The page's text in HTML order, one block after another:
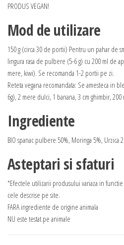
PRODUS VEGAN!
Mod de utilizare
150 g (circa 30 de portii) Pentru un pahar de
lingura rasa de pulbere (5-6 g) cu 200 ml de
mere, kiwi). Se recomanda 1-2 portii pe zi.
Reteta vegana recomandata: Se amesteca in
6g), 2 mere dulci, 1 banana, 3 cm ghimbir, 200
Ingrediente
BIO spanac pulbere 50%, Moringa 5%, Urzica
Asteptari si sfaturi
*Efectele utilizarii produsului variaza in
cele descrise pe site.
FARA ingrediente de origine animala
NU este testat pe animale